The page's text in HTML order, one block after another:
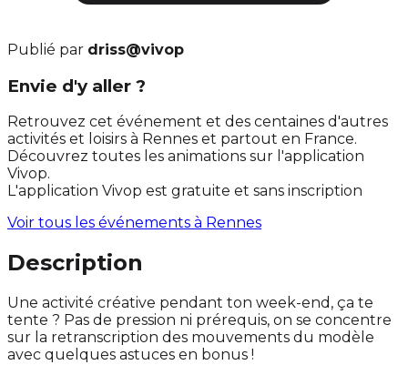
Publié par driss@vivop
Envie d'y aller ?
Retrouvez cet événement et des centaines d'autres
activités et loisirs à Rennes et partout en France.
Découvrez toutes les animations sur l'application
Vivop.
L'application Vivop est gratuite et sans inscription
Voir tous les événements à Rennes
Description
Une activité créative pendant ton week-end, ça te
tente ? Pas de pression ni prérequis, on se concentre
sur la retranscription des mouvements du modèle
avec quelques astuces en bonus !